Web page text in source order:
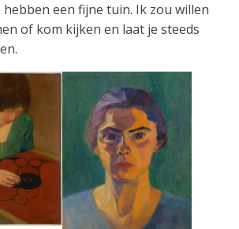
een fijne tuin. Ik zou willen
of kom kijken en laat je steeds